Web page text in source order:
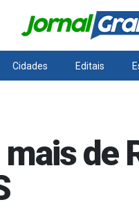
Cidades Editais
de